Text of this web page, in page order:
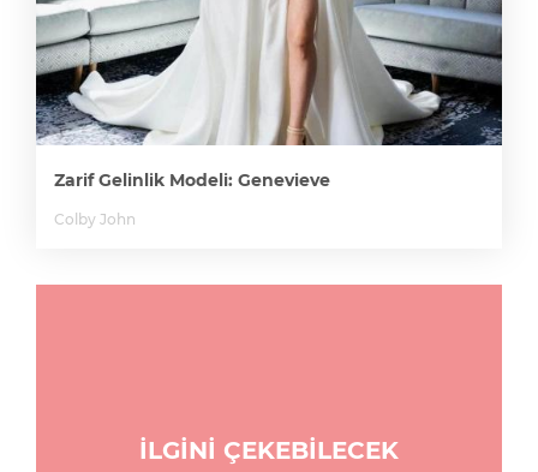
Zarif Gelinlik Modeli: Genevieve
Colby John
İLGİNİ ÇEKEBİLECEK